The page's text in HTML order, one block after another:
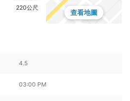
220公尺
查看地圖
4.5
03:00 PM